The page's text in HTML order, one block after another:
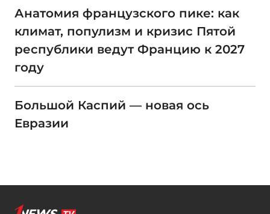
Анатомия французского пике: как
климат, популизм и кризис Пятой
республики ведут Францию к 2027
году
Большой Каспий — новая ось
Евразии